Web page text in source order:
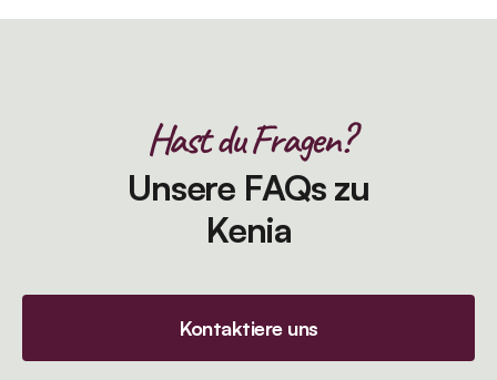
Hast du Fragen?
Unsere FAQs zu
Kenia
Kontaktiere uns